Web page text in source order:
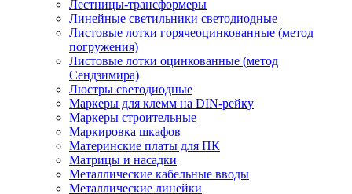
Лестницы-трансформеры
Линейные светильники светодиодные
Листовые лотки горячеоцинкованные (метод
погружения)
Листовые лотки оцинкованные (метод
Сендзимира)
Люстры светодиодные
Маркеры для клемм на DIN-рейку
Маркеры строительные
Маркировка шкафов
Материнские платы для ПК
Матрицы и насадки
Металлические кабельные вводы
Металлические линейки